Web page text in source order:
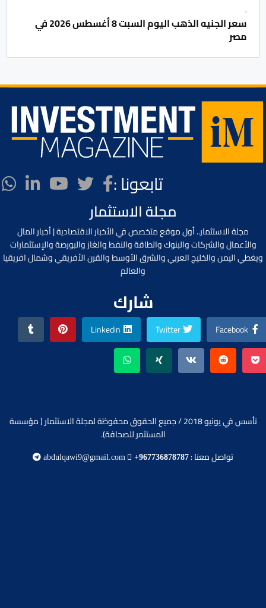
سعر الجنيه الذهب اليوم السبت 8 أغسطس 2026 في
مصر
تابعونا :
مجلة الاستثمار
مجلة الاستثمار.. أول موقع متخصص في الأخبار الاقتصادية | أخبار المال
والأعمال والشركات والبنوك والطاقة والنفط والغاز والبورصة والإستثمارات
ويغطي اليمن والخليج العربي والشرق الأوسط والقرن الأفريقي وشمال افريقيا
والعالم
شارك
Facebook
Twitter
Linkedin
تأسس في يونيو 2018 / جميع الحقوق محفوظة لمجلة الاستثمار ( مؤسسة
المستثمر للصحافة).
تواصل معنا : +967736878787
abdulqawi9@gmail.com